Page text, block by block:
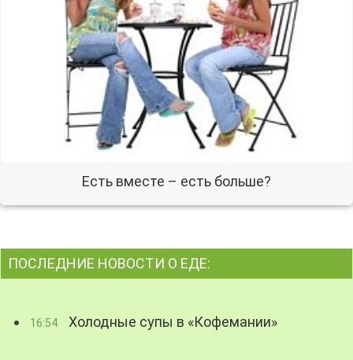
Есть вместе – есть больше?
ПОСЛЕДНИЕ НОВОСТИ О ЕДЕ:
16:54 Холодные супы в «Кофемании»